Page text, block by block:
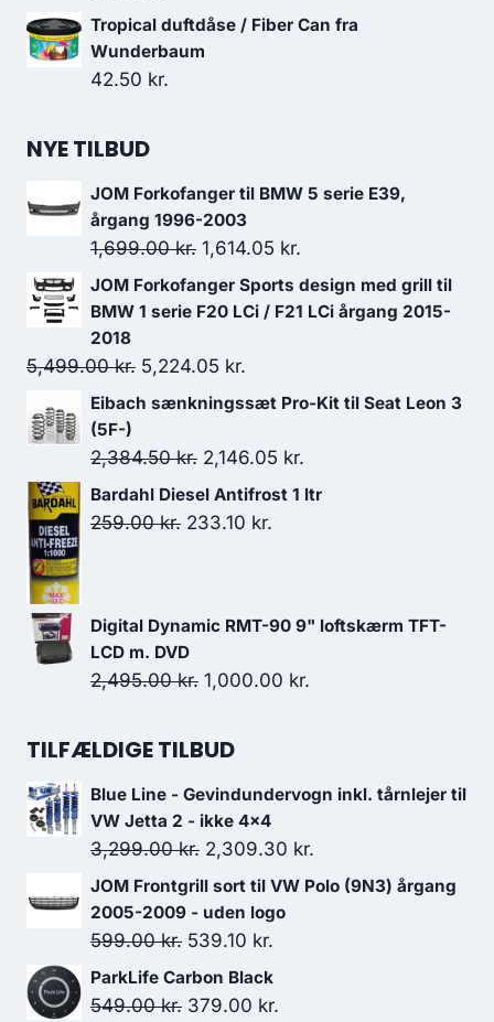
599.00 kr.. 539.10 kr..
Tropical duftdåse / Fiber Can fra
Wunderbaum
42.50 kr.
NYE TILBUD
JOM Forkofanger til BMW 5 serie E39,
årgang 1996-2003
1,699.00kr. Den
oprindelige
pris
1,699.00 kr..
1,614.05 kr.
aktuelle
pris
JOM Forkofanger Sports design med grill til
BMW 1 serie F20 LCi / F21 LCi årgang 2015-
2018
5,499.00kr. Den
oprindelige
var:
5,499.00 kr..
5,224.05 kr.
aktuelle
er:
5,224.05 kr..
Eibach sænkningssæt Pro-Kit til Seat Leon 3
(5F-)
2,384.50kr. Den
oprindelige
pris
2,146.05 kr.
aktuelle
Bardahl Diesel Antifrost 1 ltr
259.00kr. Den
259.00 kr..
233.10 kr.
233.10 kr..
Digital Dynamic RMT-90 9" loftskærm TFT-
LCD m. DVD
2,495.00kr. Den
pris
2,495.00 kr..
1,000.00 kr.
1,000.00 kr..
TILFÆLDIGE TILBUD
Blue Line - Gevindundervogn inkl. tårnlejer til
VW Jetta 2 - ikke 4x4
3,299.00kr. Den
oprindelige
pris
var:
3,299.00 kr..
2,309.30 kr.
aktuelle
JOM Frontgrill sort til VW Polo (9N3) årgang
2005-2009 - uden logo
599.00kr. Den
oprindelige
pris
539.10 kr.
aktuelle
pris
ParkLife Carbon Black
549.00kr. Den
379.00 kr.